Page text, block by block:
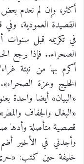
أكثر، وإن لم نعدم
القصيدة العمودية،
في تكريمه قبل سنوات
الصحراء.. فإذا برجع
أكرم بها من نبتة
الخليج وعزة
«البيان» أيضا واحدة
«البغال والجفاف
قصصية متأصلة وأدها
وأجدني في الأخير
خليفة حين كتب: «حري